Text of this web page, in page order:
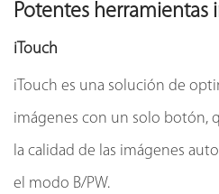
Potentes herramientas
iTouch
iTouch es una solución de
imágenes con un solo botón,
la calidad de las imágenes
el modo B/PW.